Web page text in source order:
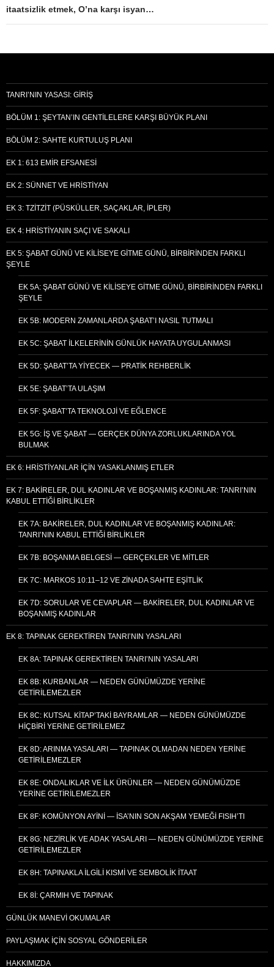
itaatsizlik etmek, O’na karşı isyan…
TANRI’NIN YASASI: GIRIŞ
BÖLÜM 1: ŞEYTAN’IN GENTILELERE KARŞI BÜYÜK PLANI
BÖLÜM 2: SAHTE KURTULUŞ PLANI
EK 1: 613 EMIR EFSANESI
EK 2: SÜNNET VE HRISTIYAN
EK 3: TZITZIT (PÜSKÜLLER, SAÇAKLAR, İPLER)
EK 4: HRISTIYANIN SAÇI VE SAKALI
EK 5: ŞABAT GÜNÜ VE KILISEYE GITME GÜNÜ, BIRBIRINDEN FARKLI
ŞEYLE
EK 5A: ŞABAT GÜNÜ VE KILISEYE GITME GÜNÜ, BIRBIRINDEN FARKLI
ŞEYLE
EK 5B: MODERN ZAMANLARDA ŞABAT’I NASIL TUTMALI
EK 5C: ŞABAT İLKELERININ GÜNLÜK HAYATA UYGULANMASI
EK 5D: ŞABAT’TA YIYECEK — PRATIK REHBERLIK
EK 5E: ŞABAT’TA ULAŞIM
EK 5F: ŞABAT’TA TEKNOLOJI VE EĞLENCE
EK 5G: İŞ VE ŞABAT — GERÇEK DÜNYA ZORLUKLARINDA YOL
BULMAK
EK 6: HRISTIYANLAR İÇIN YASAKLANMIŞ ETLER
EK 7: BAKIRELER, DUL KADINLAR VE BOŞANMIŞ KADINLAR: TANRI’NIN
KABUL ETTIĞI BIRLIKLER
EK 7A: BAKIRELER, DUL KADINLAR VE BOŞANMIŞ KADINLAR:
TANRI’NIN KABUL ETTIĞI BIRLIKLER
EK 7B: BOŞANMA BELGESI — GERÇEKLER VE MITLER
EK 7C: MARKOS 10:11–12 VE ZINADA SAHTE EŞITLIK
EK 7D: SORULAR VE CEVAPLAR — BAKIRELER, DUL KADINLAR VE
BOŞANMIŞ KADINLAR
EK 8: TAPINAK GEREKTIREN TANRI’NIN YASALARI
EK 8A: TAPINAK GEREKTIREN TANRI’NIN YASALARI
EK 8B: KURBANLAR — NEDEN GÜNÜMÜZDE YERINE
GETIRILEMEZLER
EK 8C: KUTSAL KITAP’TAKI BAYRAMLAR — NEDEN GÜNÜMÜZDE
HIÇBIRI YERINE GETIRILEMEZ
EK 8D: ARINMA YASALARI — TAPINAK OLMADAN NEDEN YERINE
GETIRILEMEZLER
EK 8E: ONDALIKLAR VE İLK ÜRÜNLER — NEDEN GÜNÜMÜZDE
YERINE GETIRILEMEZLER
EK 8F: KOMÜNYON AYINI — İSA’NIN SON AKŞAM YEMEĞI FISIH’TI
EK 8G: NEZIRLIK VE ADAK YASALARI — NEDEN GÜNÜMÜZDE YERINE
GETIRILEMEZLER
EK 8H: TAPINAKLA İLGILI KISMI VE SEMBOLIK İTAAT
EK 8I: ÇARMIH VE TAPINAK
GÜNLÜK MANEVI OKUMALAR
PAYLAŞMAK İÇIN SOSYAL GÖNDERILER
HAKKIMIZDA